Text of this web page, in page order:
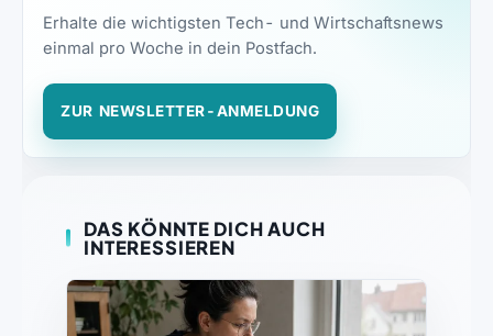
Erhalte die wichtigsten Tech- und Wirtschaftsnews
einmal pro Woche in dein Postfach.
ZUR NEWSLETTER-ANMELDUNG
DAS KÖNNTE DICH AUCH
INTERESSIEREN